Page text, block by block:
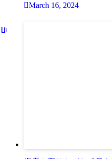
March 16, 2024